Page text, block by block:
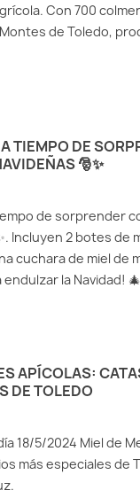
Con 700
de Toledo,
TIEMPO DE
🎅✨
de sorprender
Incluyen 2 botes de
cuchara de miel de
la Navidad! 🎄
APÍCOLAS:
DE TOLEDO
18/5/2024 Miel de
más especiales de